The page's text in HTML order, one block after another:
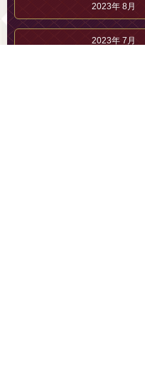
2023年 8月
2023年 7月